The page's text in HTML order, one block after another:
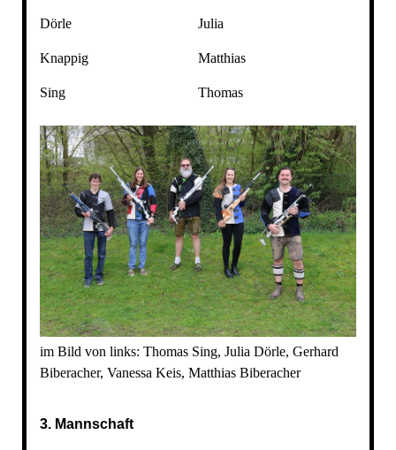
Dörle Julia
Knappig Matthias
Sing Thomas
im Bild von links: Thomas Sing, Julia Dörle, Gerhard
Biberacher, Vanessa Keis, Matthias Biberacher
3. Mannschaft